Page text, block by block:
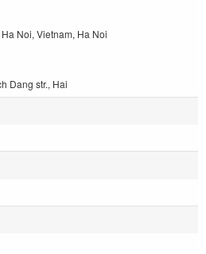
Noi, Vietnam, Ha Noi
Dang str., Hai